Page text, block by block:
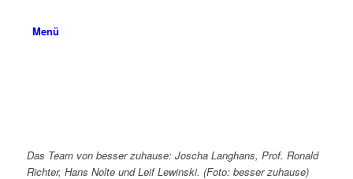
Menü
Das Team von besser zuhause: Joscha Langhans, Prof. Ronald
Richter, Hans Nolte und Leif Lewinski. (Foto: besser zuhause)